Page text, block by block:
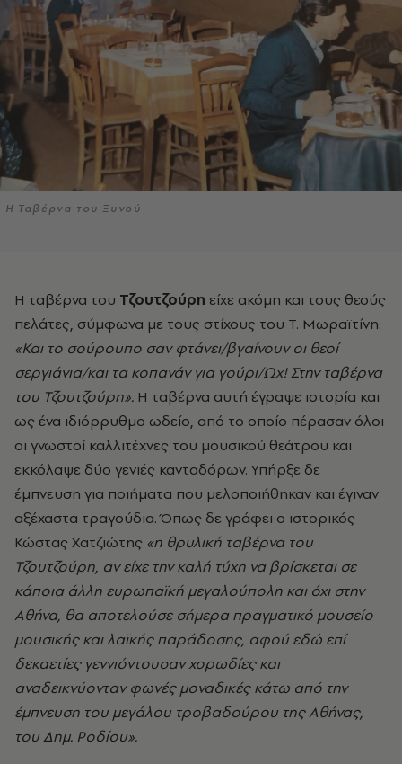
Η Ταβέρνα του Ξυνού
Η ταβέρνα του Τζουτζούρη είχε ακόμη και τους θεούς
πελάτες, σύμφωνα με τους στίχους του Τ. Μωραϊτίνη:
«Και το σούρουπο σαν φτάνει/βγαίνουν οι θεοί
σεργιάνια/και τα κοπανάν για γούρι/Ωχ! Στην ταβέρνα
του Τζουτζούρη». Η ταβέρνα αυτή έγραψε ιστορία και
ως ένα ιδιόρρυθμο ωδείο, από το οποίο πέρασαν όλοι
οι γνωστοί καλλιτέχνες του μουσικού θεάτρου και
εκκόλαψε δύο γενιές κανταδόρων. Υπήρξε δε
έμπνευση για ποιήματα που μελοποιήθηκαν και έγιναν
αξέχαστα τραγούδια. Όπως δε γράφει ο ιστορικός
Κώστας Χατζιώτης «η θρυλική ταβέρνα του
Τζουτζούρη, αν είχε την καλή τύχη να βρίσκεται σε
κάποια άλλη ευρωπαϊκή μεγαλούπολη και όχι στην
Αθήνα, θα αποτελούσε σήμερα πραγματικό μουσείο
μουσικής και λαϊκής παράδοσης, αφού εδώ επί
δεκαετίες γεννιόντουσαν χορωδίες και
αναδεικνύονταν φωνές μοναδικές κάτω από την
έμπνευση του μεγάλου τροβαδούρου της Αθήνας,
του Δημ. Ροδίου».